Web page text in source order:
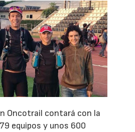
Oncotrail contará con la
equipos y unos 600